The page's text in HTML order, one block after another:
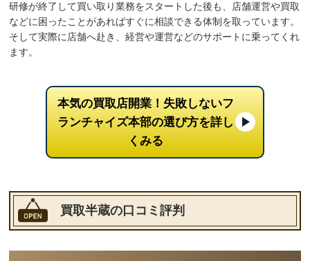
研修が終了して買い取り業務をスタートした後も、店舗運営や買取
などに困ったことがあればすぐに相談できる体制を取っています。
そして実際に店舗へ赴き、経営や運営などのサポートに乗ってくれ
ます。
本気の買取店開業！失敗しないフ
ランチャイズ本部の選び方を詳し
くみる
買取半蔵の口コミ評判